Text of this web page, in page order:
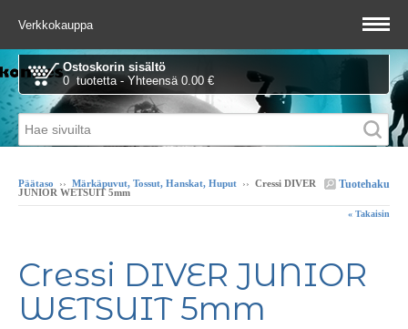
Verkkokauppa
Ostoskorin sisältö
0 tuotetta - Yhteensä 0.00 €
Tuotehaku
Päätaso ›› Märkäpuvut, Tossut, Hanskat, Huput ›› Cressi DIVER
JUNIOR WETSUIT 5mm
« Takaisin
Cressi DIVER JUNIOR
WETSUIT 5mm